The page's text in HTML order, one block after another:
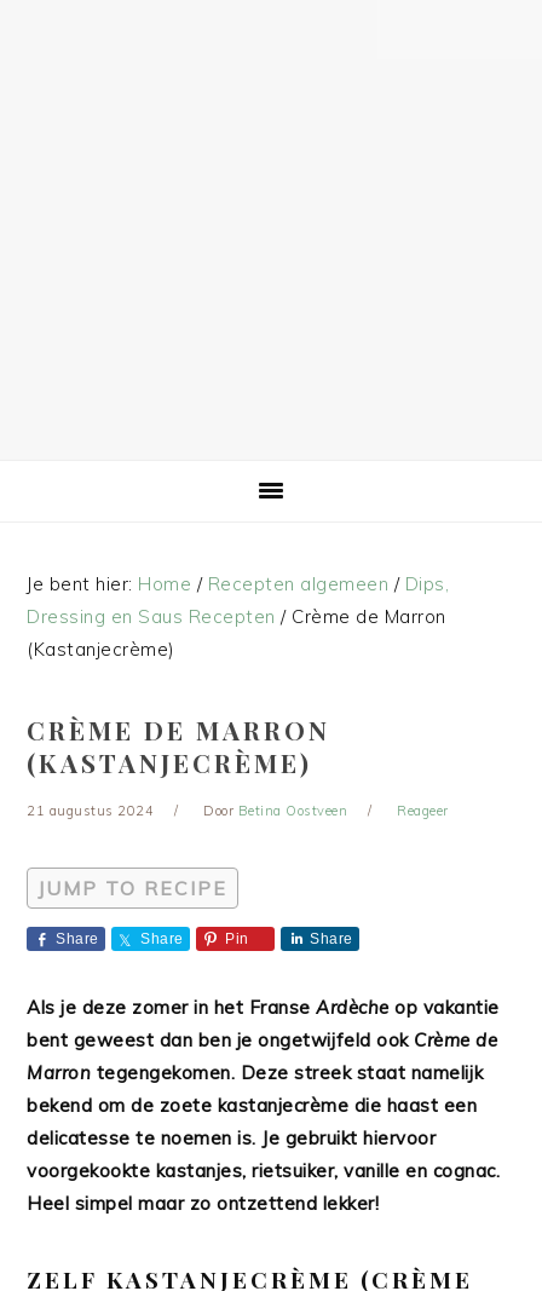
Je bent hier: Home / Recepten algemeen / Dips,
Dressing en Saus Recepten /Crème de Marron
(Kastanjecrème)
CRÈME DE MARRON
(KASTANJECRÈME)
21 augustus 2024 Door Betina Oostveen Reageer
JUMP TO RECIPE
Share Share Pin Share
Als je deze zomer in het FranseArdècheop vakantie
bent geweest dan ben je ongetwijfeld ook Crème de
Marron tegengekomen. Deze streek staat namelijk
bekend om de zoete kastanjecrème die haast een
delicatesse te noemen is. Je gebruikt hiervoor
voorgekookte kastanjes, rietsuiker, vanille en cognac.
Heel simpel maar zo ontzettend lekker!
ZELF KASTANJECRÈME (CRÈME